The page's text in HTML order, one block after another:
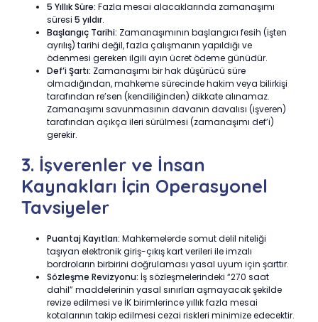
5 Yıllık Süre: Fazla mesai alacaklarında zamanaşımı
süresi 5 yıldır.
Başlangıç Tarihi: Zamanaşımının başlangıcı fesih (işten
ayrılış) tarihi değil, fazla çalışmanın yapıldığı ve
ödenmesi gereken ilgili ayın ücret ödeme günüdür.
Def’i Şartı: Zamanaşımı bir hak düşürücü süre
olmadığından, mahkeme sürecinde hakim veya bilirkişi
tarafından re’sen (kendiliğinden) dikkate alınamaz.
Zamanaşımı savunmasının davanın davalısı (işveren)
tarafından açıkça ileri sürülmesi (zamanaşımı def’i)
gerekir.
3. İşverenler ve İnsan
Kaynakları İçin Operasyonel
Tavsiyeler
Puantaj Kayıtları: Mahkemelerde somut delil niteliği
taşıyan elektronik giriş-çıkış kart verileri ile imzalı
bordroların birbirini doğrulaması yasal uyum için şarttır.
Sözleşme Revizyonu: İş sözleşmelerindeki “270 saat
dahil” maddelerinin yasal sınırları aşmayacak şekilde
revize edilmesi ve İK birimlerince yıllık fazla mesai
kotalarının takip edilmesi cezai riskleri minimize edecektir.